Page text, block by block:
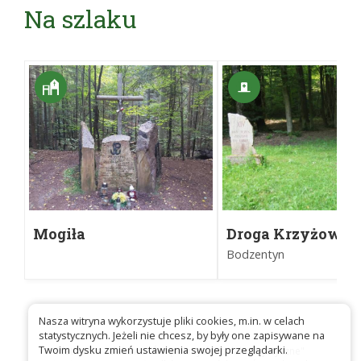
Na szlaku
Mogiła Droga Krzyżowa
Wykusie
Bodzentyn
Platforma szlakowa "Świętokrzyskie szlaki turystyczne"
Nasza witryna wykorzystuje pliki cookies, m.in. w celach
statystycznych. Jeżeli nie chcesz, by były one zapisywane na
Twoim dysku zmień ustawienia swojej przeglądarki.